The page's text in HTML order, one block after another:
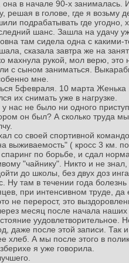
она в начале 90-х занималась.
решая в голове, где я возьму
подрабатывать где угодно,
шанс. Зашла на удачу
там сидела одна с какими-
сказала завтра же на
махнула рукой, мол верю, это
с сыном заниматься.
мне.
5февраля. 10 марта
их снимать уже в нагрузке.
нас не было ни одного
он был? А сколько труда
со своей спортивной
выживаемость" ( кросс 3 км.
по борьбе, и сдал
"чайнику". Никто и не
до школы, без двух доз
Ну там в течении года
при интенсивном труде,
не перерост, это
месяц после начала
уудовлетворительное.
даже после этой записи.
хлеб. А мы после этого в
я уже говорила.